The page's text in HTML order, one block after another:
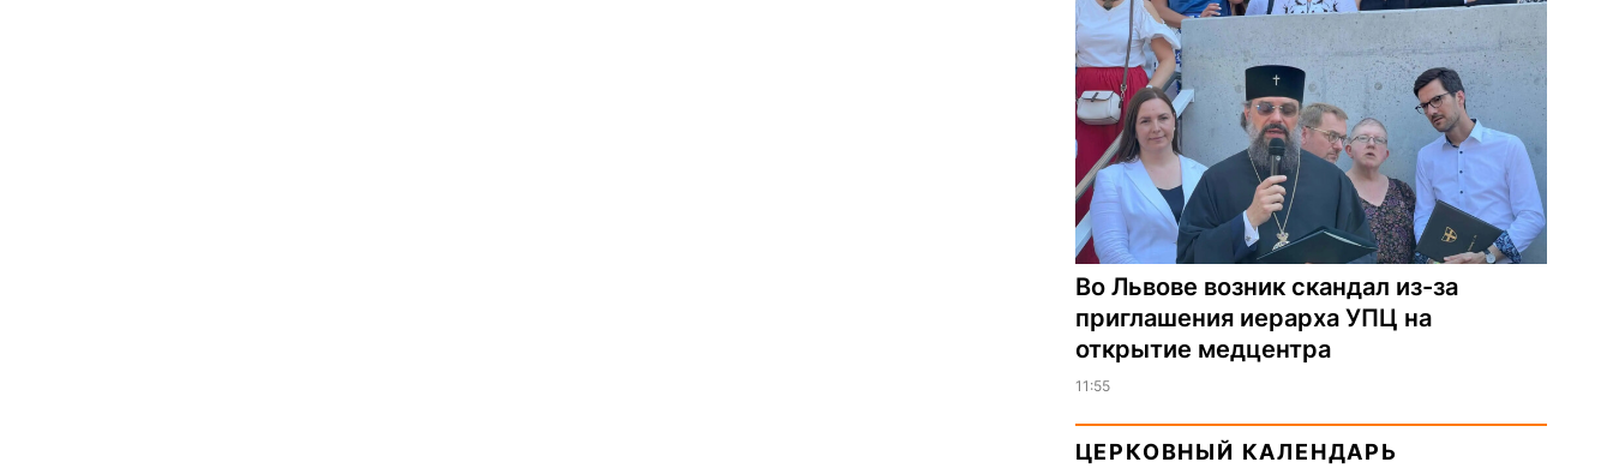
Во Львове возник скандал из-за
приглашения иерарха УПЦ на
открытие медцентра
11:55
ЦЕРКОВНЫЙ КАЛЕНДАРЬ